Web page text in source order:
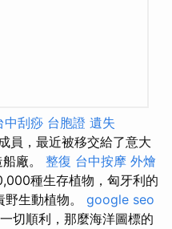
中刮痧 台胞證 遺失
員，最近被移交給了意大
廠。 整復 台中按摩 外燴
種生存植物，匈牙利的
生動植物。 google seo
切順利，那麼海洋圖標的